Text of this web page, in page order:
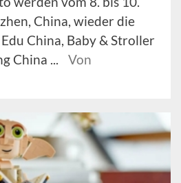
China, wieder die
China, Baby & Stroller
China ...
Von